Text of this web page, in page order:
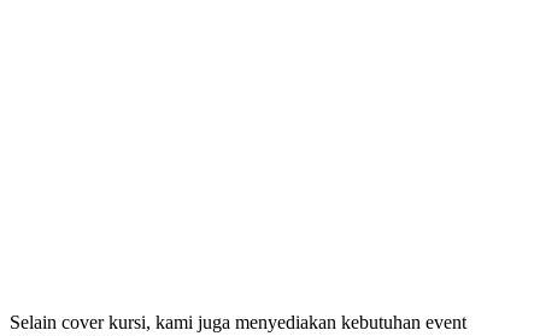
Selain cover kursi, kami juga menyediakan kebutuhan event